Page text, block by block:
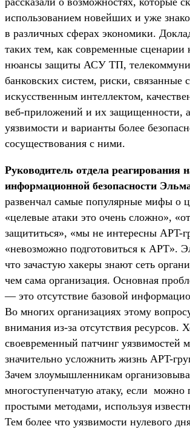
использованием новейших и уже
в различных сферах экономики.
таких тем, как современные сценарии
нюансы защиты АСУ ТП,
банковских систем, риски, связанные
искусственным интеллектом,
веб-приложений и их защищенности,
уязвимости и варианты более
сосуществования с ними.
Руководитель отдела реагирования
информационной безопасности
развенчал самые популярные мифы о
«целевые атаки это очень сложно»,
защититься», «мы не интересны APT-
«невозможно подготовиться к APT».
что зачастую хакеры знают сеть
чем сама организация. Основная
— это отсутствие базовой
Во многих организациях этому
внимания из-за отсутствия ресурсов.
своевременный патчинг уязвимостей
значительно усложнить жизнь APT-
Зачем злоумышленникам
многоступенчатую атаку, если можно
простыми методами, используя
Тем более что уязвимости нулевого